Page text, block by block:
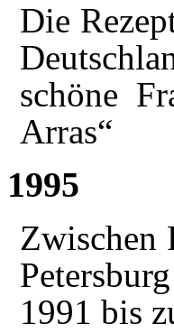
Die
schöne
Arras“
1995
Zwischen
1991 bis